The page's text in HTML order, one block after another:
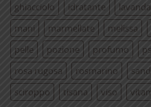
ghiacciolo
idratante lavanda
mani
marmellate melissa
pelle
pozione profumo
rosa rugosa
rosmarino
sciroppo
tisana viso